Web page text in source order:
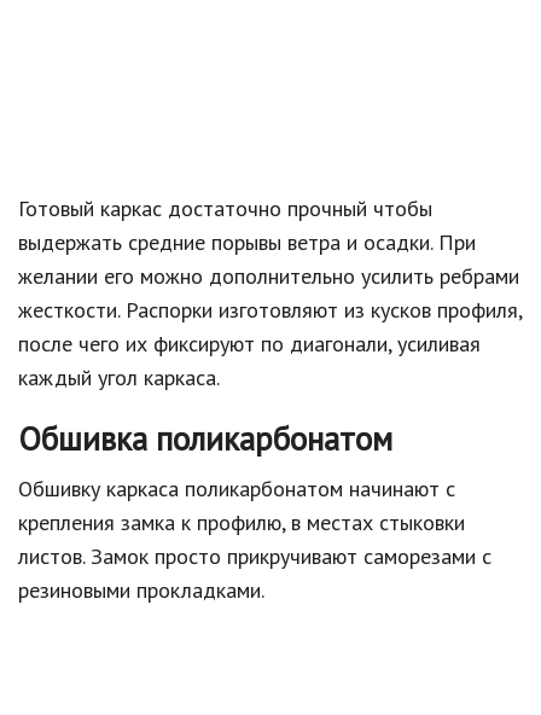
Готовый каркас достаточно прочный чтобы
выдержать средние порывы ветра и осадки. При
желании его можно дополнительно усилить ребрами
жесткости. Распорки изготовляют из кусков профиля,
после чего их фиксируют по диагонали, усиливая
каждый угол каркаса.
Обшивка поликарбонатом
Обшивку каркаса поликарбонатом начинают с
крепления замка к профилю, в местах стыковки
листов. Замок просто прикручивают саморезами с
резиновыми прокладками.